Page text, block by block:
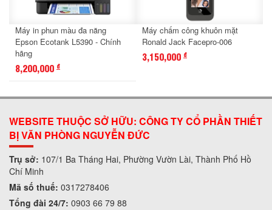
Máy in phun màu đa năng
Epson Ecotank L5390 - Chính
hãng
8,200,000 đ
Máy chấm công khuôn mặt
Ronald Jack Facepro-006
3,150,000 đ
WEBSITE THUỘC SỞ HỮU: CÔNG TY CỔ PHẦN THIẾT
BỊ VĂN PHÒNG NGUYỄN ĐỨC
Trụ sở: 107/1 Ba Tháng Hai, Phường Vườn Lài, Thành Phố Hồ
Chí Minh
Mã số thuế: 0317278406
Tổng đài 24/7: 0903 66 79 88